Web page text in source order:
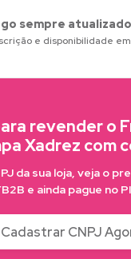
sempre atualizado
e disponibilidade
revender o
Xadrez com
da sua loja, veja o
e ainda pague no
Cadastrar CNPJ